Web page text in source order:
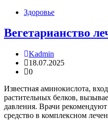
Здоровье
Вегетарианство
Kadmin
18.07.2025
0
Известная аминокислота,
растительных белков,
давления. Врачи рекомендуют
средство в комплексном